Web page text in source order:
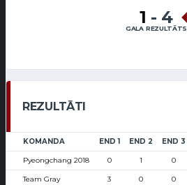
1 - 4
GALA REZULTĀTS
REZULTĀTI
KOMANDA END 1 END 2 END 3
Pyeongchang 2018 0 1 0
Team Gray 3 0 0